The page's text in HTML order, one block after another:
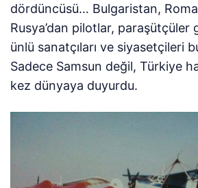
dördüncüsü… Bulgaristan,
Rusya’dan pilotlar, paraşütçüler
ünlü sanatçıları ve siyasetçileri
Sadece Samsun değil, Türkiye
kez dünyaya duyurdu.